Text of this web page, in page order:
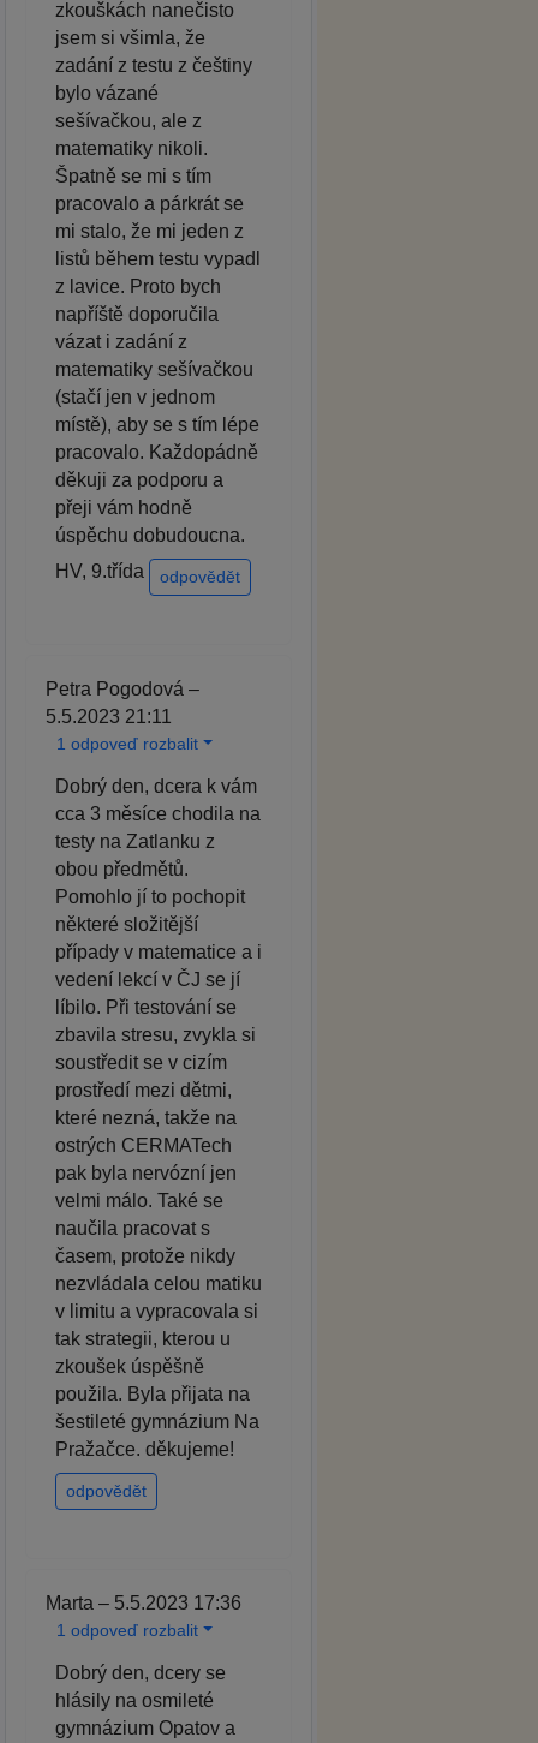
zkouškách nanečisto
jsem si všimla, že
zadání z testu z češtiny
bylo vázané
sešívačkou, ale z
matematiky nikoli.
Špatně se mi s tím
pracovalo a párkrát se
mi stalo, že mi jeden z
listů během testu vypadl
z lavice. Proto bych
napříště doporučila
vázat i zadání z
matematiky sešívačkou
(stačí jen v jednom
místě), aby se s tím lépe
pracovalo. Každopádně
děkuji za podporu a
přeji vám hodně
úspěchu dobudoucna.
HV, 9.třída
odpovědět
Petra Pogodová –
5.5.2023 21:11
1 odpoveď rozbalit
Dobrý den, dcera k vám
cca 3 měsíce chodila na
testy na Zatlanku z
obou předmětů.
Pomohlo jí to pochopit
některé složitější
případy v matematice a i
vedení lekcí v ČJ se jí
líbilo. Při testování se
zbavila stresu, zvykla si
soustředit se v cizím
prostředí mezi dětmi,
které nezná, takže na
ostrých CERMATech
pak byla nervózní jen
velmi málo. Také se
naučila pracovat s
časem, protože nikdy
nezvládala celou matiku
v limitu a vypracovala si
tak strategii, kterou u
zkoušek úspěšně
použila. Byla přijata na
šestileté gymnázium Na
Pražačce. děkujeme!
odpovědět
Marta – 5.5.2023 17:36
1 odpoveď rozbalit
Dobrý den, dcery se
hlásily na osmileté
gymnázium Opatov a